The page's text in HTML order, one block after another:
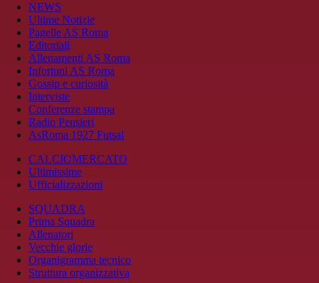
NEWS
Ultime Notizie
Pagelle AS Roma
Editoriali
Allenamenti AS Roma
Infortuni AS Roma
Gossip e curiosità
Interviste
Conferenze stampa
Radio Pensieri
AsRoma 1927 Futsal
CALCIOMERCATO
Ultimissime
Ufficializzazioni
SQUADRA
Prima Squadra
Allenatori
Vecchie glorie
Organigramma tecnico
Struttura organizzativa